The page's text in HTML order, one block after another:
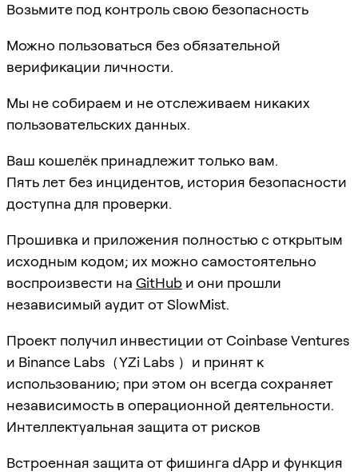
Возьмите под контроль свою безопасность
Можно пользоваться без обязательной
верификации личности.
Мы не собираем и не отслеживаем никаких
пользовательских данных.
Ваш кошелёк принадлежит только вам.
Пять лет без инцидентов, история безопасности
доступна для проверки.
Прошивка и приложения полностью с открытым
исходным кодом; их можно самостоятельно
воспроизвести на GitHub и они прошли
независимый аудит от SlowMist.
Проект получил инвестиции от Coinbase Ventures
и Binance Labs（YZi Labs ）и принят к
использованию; при этом он всегда сохраняет
независимость в операционной деятельности.
Интеллектуальная защита от рисков
Встроенная защита от фишинга dApp и функция